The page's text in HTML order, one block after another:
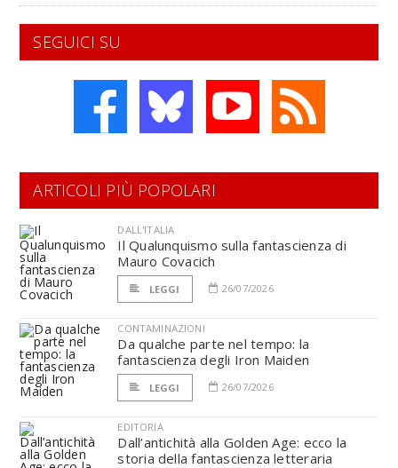
SEGUICI SU
ARTICOLI PIÙ POPOLARI
DALL'ITALIA
Il Qualunquismo sulla fantascienza di
Mauro Covacich
LEGGI 26/07/2026
CONTAMINAZIONI
Da qualche parte nel tempo: la
fantascienza degli Iron Maiden
LEGGI 26/07/2026
EDITORIA
Dall’antichità alla Golden Age: ecco la
storia della fantascienza letteraria